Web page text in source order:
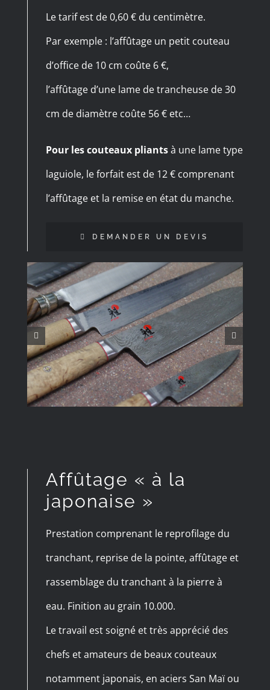
Le tarif est de 0,60 € du centimètre.
Par exemple : l’affûtage un petit couteau
d’office de 10 cm coûte 6 €,
l’affûtage d’une lame de trancheuse de 30
cm de diamètre coûte 56 € etc…
Pour les couteaux pliantsà une lame type
laguiole, le forfait est de 12 € comprenant
l’affûtage et la remise en état du manche.
DEMANDER UN DEVIS
Affûtage « à la
japonaise »
Prestation comprenant le reprofilage du
tranchant, reprise de la pointe, affûtage et
rassemblage du tranchant à la pierre à
eau. Finition au grain 10.000.
Le travail est soigné et très apprécié des
chefs et amateurs de beaux couteaux
notamment japonais, en aciers San Maï ou